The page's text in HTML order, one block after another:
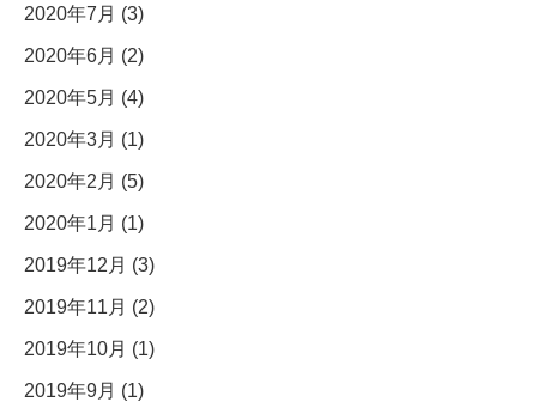
2020年7月 (3)
2020年6月 (2)
2020年5月 (4)
2020年3月 (1)
2020年2月 (5)
2020年1月 (1)
2019年12月 (3)
2019年11月 (2)
2019年10月 (1)
2019年9月 (1)